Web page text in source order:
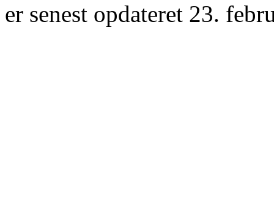
er senest opdateret 23.